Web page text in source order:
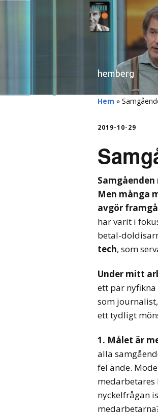
hemberg
Hem »
2019-10-29
Men många
avgör
har varit i
betal-
tech, som
Under mitt
ett par
som
ett tydligt
1. Målet är
alla
fel ände.
medarbetares
nyckelfrågan